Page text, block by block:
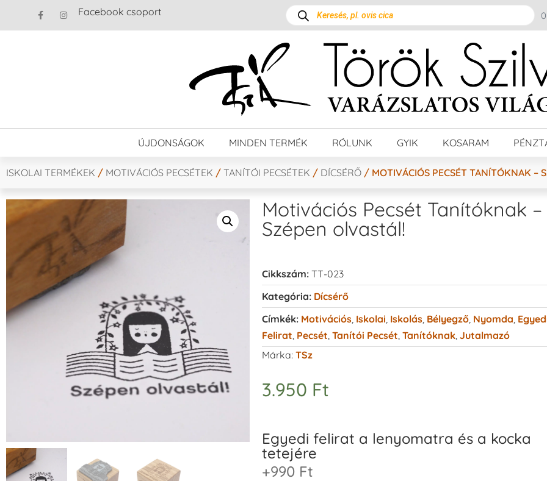
Facebook csoport
ÚJDONSÁGOK MINDEN TERMÉK RÓLUNK GYIK KOSARAM
ISKOLAI TERMÉKEK / MOTIVÁCIÓS PECSÉTEK / TANÍTÓI PECSÉTEK / DÍCSÉRŐ / MOTIVÁCIÓS PECSÉT TANÍTÓKNAK –
Motivációs Pecsét Tanítóknak –
Szépen olvastál!
Cikkszám: TT-023
Kategória: Dícsérő
Címkék: Motivációs, Iskolai Iskolás, Bélyegző, Nyomda
Felirat Pecsét Tanítói Pecsét Tanítóknak, Jutalmazó
Márka: TSz
3.950 Ft
Egyedi felirat a lenyomatra és a kocka
tetejére
+990 Ft